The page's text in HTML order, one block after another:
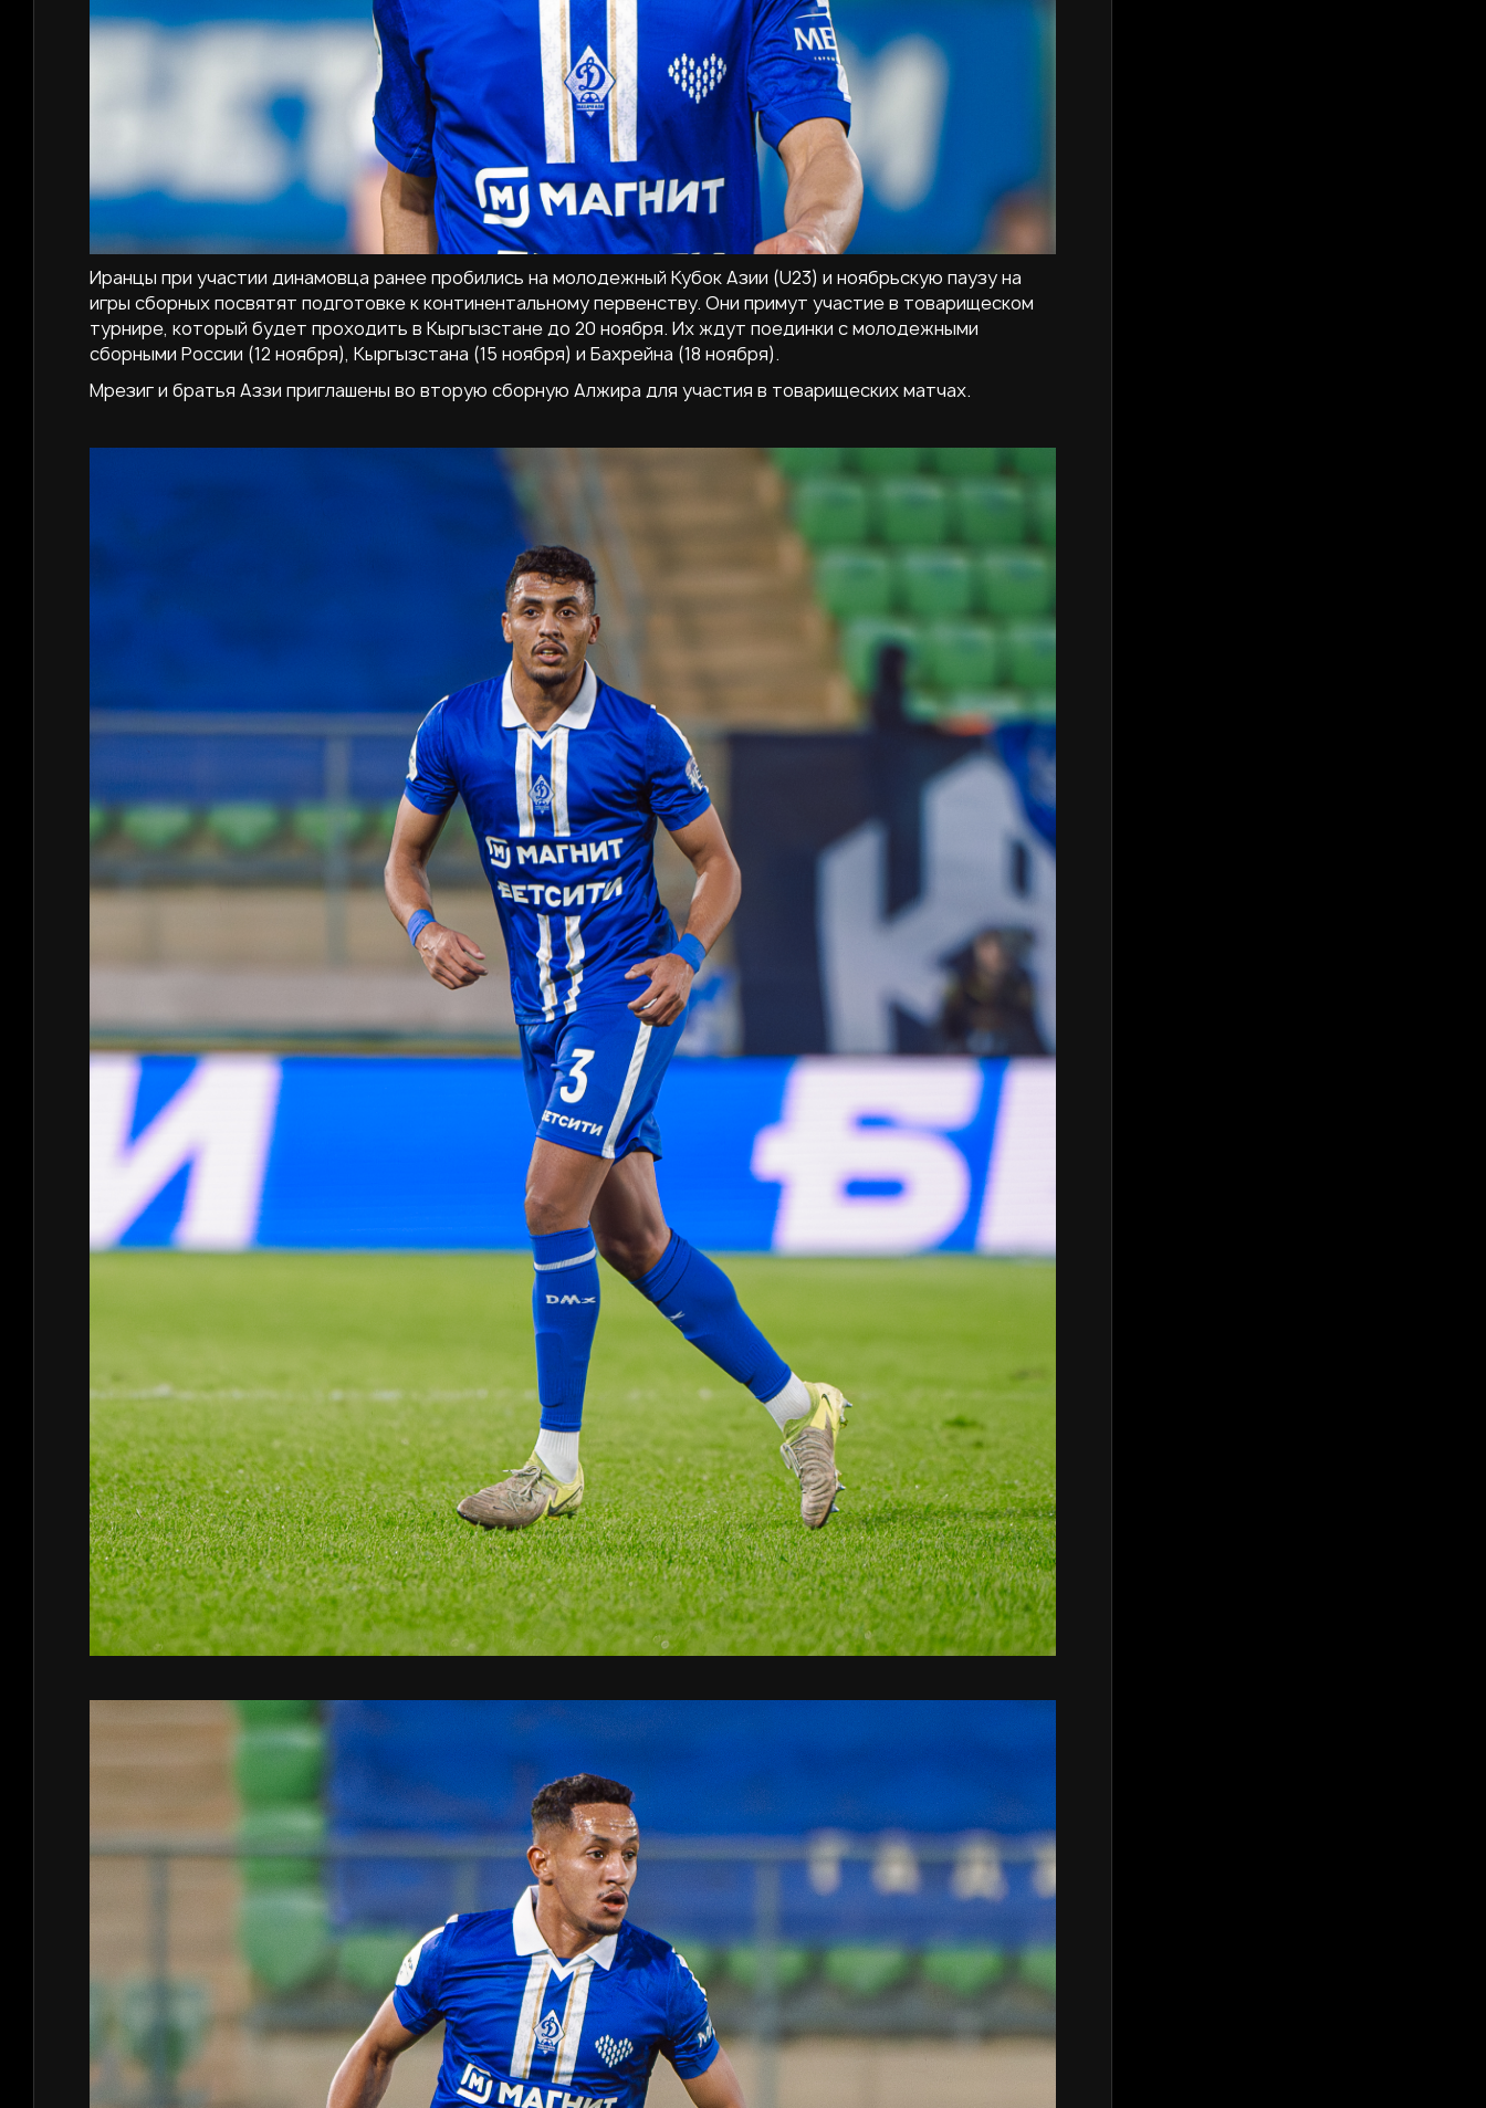
Иранцы при участии динамовца ранее пробились на молодежный Кубок Азии (U23) и ноябрьскую паузу на
игры сборных посвятят подготовке к континентальному первенству. Они примут участие в товарищеском
турнире, который будет проходить в Кыргызстане до 20 ноября. Их ждут поединки с молодежными
сборными России (12 ноября), Кыргызстана (15 ноября) и Бахрейна (18 ноября).
Мрезиг и братья Аззи приглашены во вторую сборную Алжира для участия в товарищеских матчах.